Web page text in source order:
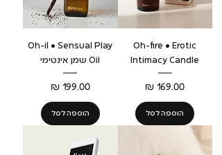
Oh-fire • Erotic
Intimacy Candle
מחיר
הוספה לסל
Oh-il • Sensual Play
Oil שמן אינטימי
מחיר‏199.00 ‏₪
הוספה לסל